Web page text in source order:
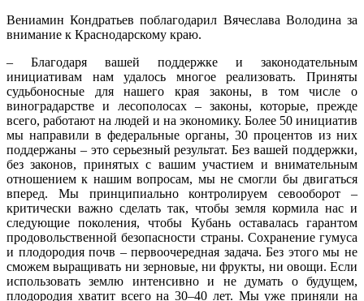
Вениамин Кондратьев поблагодарил Вячеслава Володина за
внимание к Краснодарскому краю.
– Благодаря вашей поддержке и законодательным
инициативам нам удалось многое реализовать. Приняты
судьбоносные для нашего края законы, в том числе о
виноградарстве и лесополосах – законы, которые, прежде
всего, работают на людей и на экономику. Более 50 инициатив
мы направили в федеральные органы, 30 процентов из них
поддержаны – это серьезный результат. Без вашей поддержки,
без законов, принятых с вашим участием и внимательным
отношением к нашим вопросам, мы не смогли бы двигаться
вперед. Мы принципиально контролируем севооборот –
критически важно сделать так, чтобы земля кормила нас и
следующие поколения, чтобы Кубань оставалась гарантом
продовольственной безопасности страны. Сохранение гумуса
и плодородия почв – первоочередная задача. Без этого мы не
сможем выращивать ни зерновые, ни фрукты, ни овощи. Если
использовать землю интенсивно и не думать о будущем,
плодородия хватит всего на 30–40 лет. Мы уже приняли на